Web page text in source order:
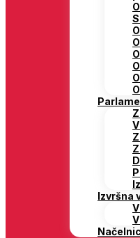
Izvršna